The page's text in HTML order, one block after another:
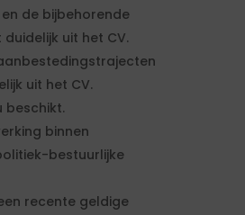
en de bijbehorende
uit het CV.
uit het CV.
beschikt.
binnen
bestuurlijke
recente geldige